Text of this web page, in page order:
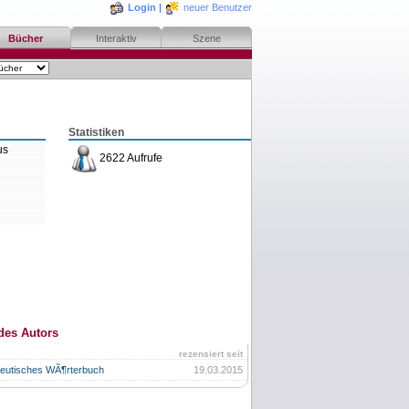
Login | neuer Benutzer
Bücher Interaktiv Szene
Statistiken
2622 Aufrufe
Autors
rezensiert seit
19.03.2015
WÃ¶rterbuch